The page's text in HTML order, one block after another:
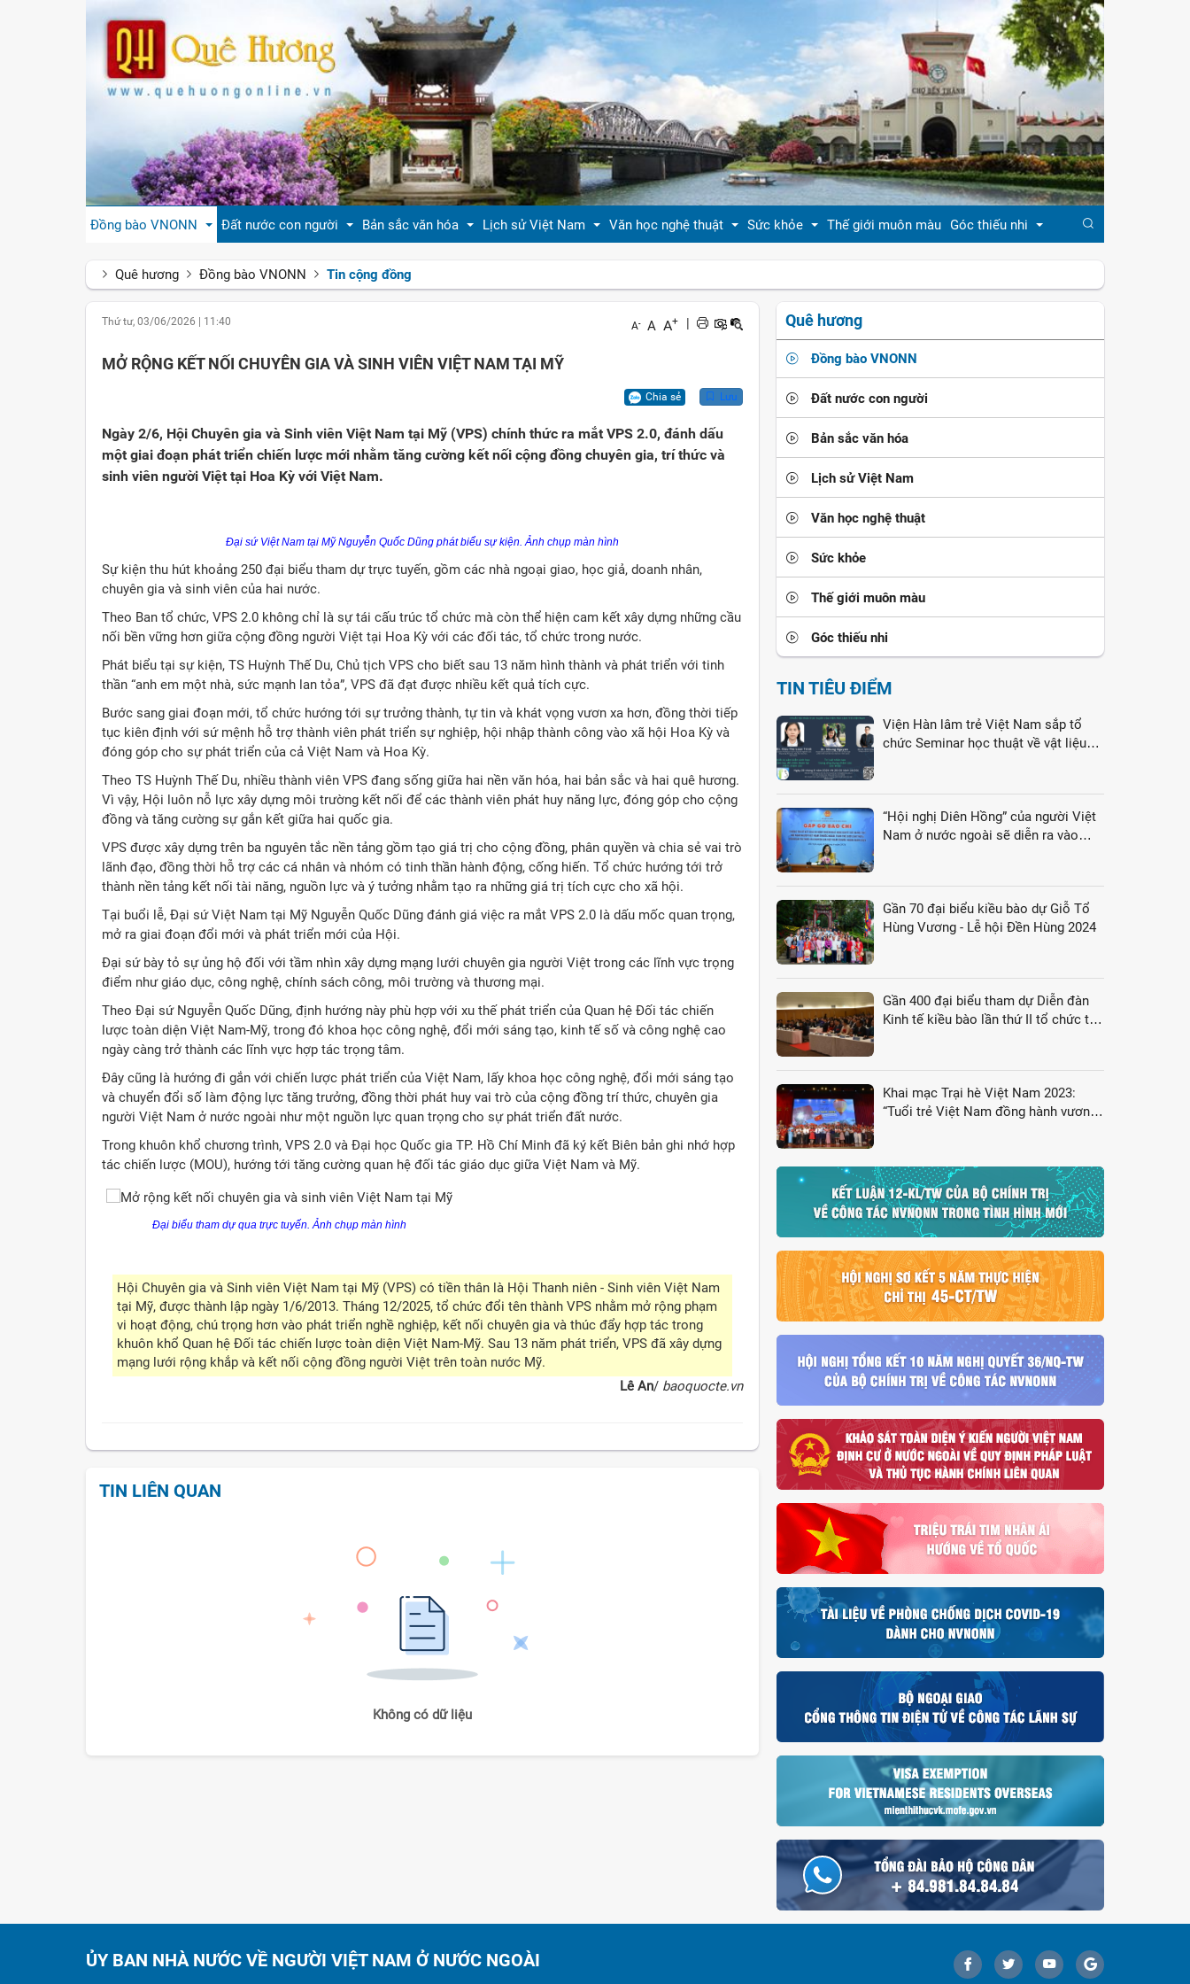
Đồng bào VNONN
Trang văn học nghệ thuật
Đất nước con người
Sự thật và chân lý không thể đảo ngược
Bản sắc văn hóa
Giải thích thành ngữ - tục ngữ
Lịch sử Việt Nam Văn học nghệ thuật
Ca dao tục ngữ
Sức khỏe
Sống đẹp
Sống khỏe
Làm đẹp
Thế giới muôn màu Góc thiếu nhi
Ca dao - tục ngữ
Đồng dao
Quê hương Đồng bào VNONN Tin cộng đồng
Thứ tư, 03/06/2026 11:40 A- A A+
MỞ RỘNG KẾT NỐI CHUYÊN GIA VÀ SINH VIÊN VIỆT NAM TẠI MỸ
Chia sẻ Lưu
Ngày 2/6, Hội Chuyên gia và Sinh viên Việt Nam tại Mỹ (VPS) chính thức ra mắt VPS 2.0, đánh dấu
một giai đoạn phát triển chiến lược mới nhằm tăng cường kết nối cộng đồng chuyên gia, trí thức và
sinh viên người Việt tại Hoa Kỳ với Việt Nam.
Đại sứ Việt Nam tại Mỹ Nguyễn Quốc Dũng phát biểu sự kiện. Ảnh chụp màn hình
Sự kiện thu hút khoảng 250 đại biểu tham dự trực tuyến, gồm các nhà ngoại giao, học giả, doanh nhân,
chuyên gia và sinh viên của hai nước.
Theo Ban tổ chức, VPS 2.0 không chỉ là sự tái cấu trúc tổ chức mà còn thể hiện cam kết xây dựng những cầu
nối bền vững hơn giữa cộng đồng người Việt tại Hoa Kỳ với các đối tác, tổ chức trong nước.
Phát biểu tại sự kiện, TS Huỳnh Thế Du, Chủ tịch VPS cho biết sau 13 năm hình thành và phát triển với tinh
thần “anh em một nhà, sức mạnh lan tỏa”, VPS đã đạt được nhiều kết quả tích cực.
Bước sang giai đoạn mới, tổ chức hướng tới sự trưởng thành, tự tin và khát vọng vươn xa hơn, đồng thời tiếp
tục kiên định với sứ mệnh hỗ trợ thành viên phát triển sự nghiệp, hội nhập thành công vào xã hội Hoa Kỳ và
đóng góp cho sự phát triển của cả Việt Nam và Hoa Kỳ.
Theo TS Huỳnh Thế Du, nhiều thành viên VPS đang sống giữa hai nền văn hóa, hai bản sắc và hai quê hương.
Vì vậy, Hội luôn nỗ lực xây dựng môi trường kết nối để các thành viên phát huy năng lực, đóng góp cho cộng
đồng và tăng cường sự gắn kết giữa hai quốc gia.
VPS được xây dựng trên ba nguyên tắc nền tảng gồm tạo giá trị cho cộng đồng, phân quyền và chia sẻ vai trò
lãnh đạo, đồng thời hỗ trợ các cá nhân và nhóm có tinh thần hành động, cống hiến. Tổ chức hướng tới trở
thành nền tảng kết nối tài năng, nguồn lực và ý tưởng nhằm tạo ra những giá trị tích cực cho xã hội.
Tại buổi lễ, Đại sứ Việt Nam tại Mỹ Nguyễn Quốc Dũng đánh giá việc ra mắt VPS 2.0 là dấu mốc quan trọng,
mở ra giai đoạn đổi mới và phát triển mới của Hội.
Đại sứ bày tỏ sự ủng hộ đối với tầm nhìn xây dựng mạng lưới chuyên gia người Việt trong các lĩnh vực trọng
điểm như giáo dục, công nghệ, chính sách công, môi trường và thương mại.
Theo Đại sứ Nguyễn Quốc Dũng, định hướng này phù hợp với xu thế phát triển của Quan hệ Đối tác chiến
lược toàn diện Việt Nam-Mỹ, trong đó khoa học công nghệ, đổi mới sáng tạo, kinh tế số và công nghệ cao
ngày càng trở thành các lĩnh vực hợp tác trọng tâm.
Đây cũng là hướng đi gắn với chiến lược phát triển của Việt Nam, lấy khoa học công nghệ, đổi mới sáng tạo
và chuyển đổi số làm động lực tăng trưởng, đồng thời phát huy vai trò của cộng đồng trí thức, chuyên gia
người Việt Nam ở nước ngoài như một nguồn lực quan trọng cho sự phát triển đất nước.
Trong khuôn khổ chương trình, VPS 2.0 và Đại học Quốc gia TP. Hồ Chí Minh đã ký kết Biên bản ghi nhớ hợp
tác chiến lược (MOU), hướng tới tăng cường quan hệ đối tác giáo dục giữa Việt Nam và Mỹ.
Đại biểu tham dự qua trực tuyến. Ảnh chụp màn hình
Hội Chuyên gia và Sinh viên Việt Nam tại Mỹ (VPS) có tiền thân là Hội Thanh niên - Sinh viên Việt Nam
tại Mỹ, được thành lập ngày 1/6/2013. Tháng 12/2025, tổ chức đổi tên thành VPS nhằm mở rộng phạm
vi hoạt động, chú trọng hơn vào phát triển nghề nghiệp, kết nối chuyên gia và thúc đẩy hợp tác trong
khuôn khổ Quan hệ Đối tác chiến lược toàn diện Việt Nam-Mỹ. Sau 13 năm phát triển, VPS đã xây dựng
mạng lưới rộng khắp và kết nối cộng đồng người Việt trên toàn nước Mỹ.
Lê An/ baoquocte.vn
TIN LIÊN QUAN
Không có dữ liệu
Quê hương
Đồng bào VNONN
Đất nước con người
Bản sắc văn hóa
Lịch sử Việt Nam
Văn học nghệ thuật
Sức khỏe
Thế giới muôn màu
Góc thiếu nhi
TIN TIÊU ĐIỂM
Viện Hàn lâm trẻ Việt Nam sắp tổ
chức Seminar học thuật về vật liệu
“Hội nghị Diên Hồng” của người Việt
Nam ở nước ngoài sẽ diễn ra vào
Gần 70 đại biểu kiều bào dự Giỗ Tổ
Hùng Vương - Lễ hội Đền Hùng 2024
Gần 400 đại biểu tham dự Diễn đàn
Kinh tế kiều bào lần thứ II tổ chức tại
Khai mạc Trại hè Việt Nam 2023:
“Tuổi trẻ Việt Nam đồng hành vươn
ỦY BAN NHÀ NƯỚC VỀ NGƯỜI VIỆT NAM Ở NƯỚC NGOÀI